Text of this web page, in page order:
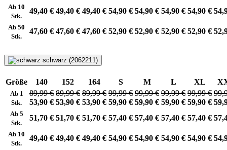
Ab 10
Stk.
49,40 € 49,40 € 49,40 € 54,90 € 54,90 € 54,90 € 54,90 €
Ab 50
Stk.
47,60 € 47,60 € 47,60 € 52,90 € 52,90 € 52,90 € 52,90 €
schwarz (2062211)
Größe 140 152 164 S M L XL
Ab 1
Stk.
89,99 €
53,90 €
89,99 €
53,90 €
89,99 €
53,90 €
99,99 €
59,90 €
99,99 €
59,90 €
99,99 €
59,90 €
99,99 €
59,90 €
Ab 5
Stk.
51,70 € 51,70 € 51,70 € 57,40 € 57,40 € 57,40 € 57,40 €
Ab 10
Stk.
49,40 € 49,40 € 49,40 € 54,90 € 54,90 € 54,90 € 54,90 €